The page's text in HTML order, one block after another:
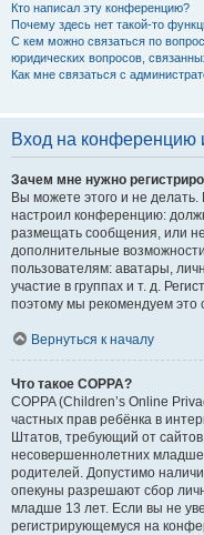
Кто написал эту конференцию?
Почему здесь нет такой-то
С кем можно связаться по
юридических вопросов,
Как мне связаться с
Вход на конференцию
Зачем мне нужно
Вы можете этого и не делать.
настроил конференцию:
размещать сообщения, или
дополнительные
пользователям: аватары,
участие в группах и т. д.
поэтому мы рекомендуем это
Вернуться к началу
Что такое COPPA?
COPPA (Children’s Online
частных прав ребёнка в
Штатов, требующий от
несовершеннолетних младше
родителей. Допустимо
опекуны разрешают сбор
младше 13 лет. Если вы не
регистрирующемуся на